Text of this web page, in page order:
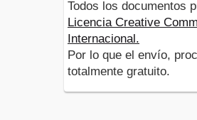
Todos los documentos
Licencia Creative
Internacional.
Por lo que el envío,
totalmente gratuito.